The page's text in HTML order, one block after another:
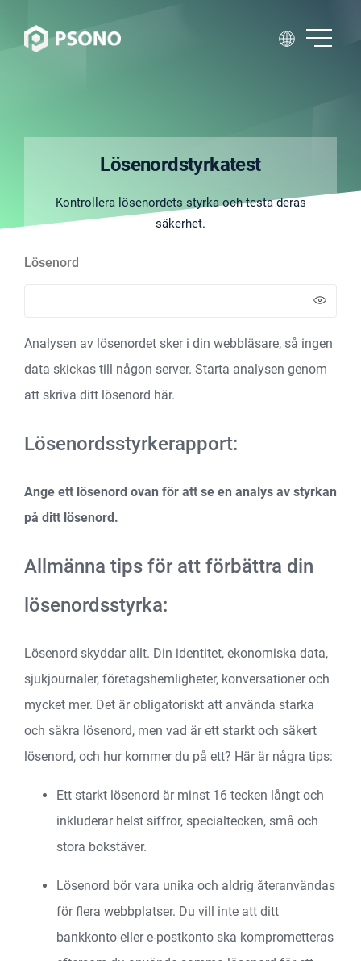
Lösenordstyrkatest
Kontrollera lösenordets styrka och testa deras
säkerhet.
Lösenord
Analysen av lösenordet sker i din webbläsare, så ingen
data skickas till någon server. Starta analysen genom
att skriva ditt lösenord här.
Lösenordsstyrkerapport:
Ange ett lösenord ovan för att se en analys av styrkan
på ditt lösenord.
Allmänna tips för att förbättra din
lösenordsstyrka:
Lösenord skyddar allt. Din identitet, ekonomiska data,
sjukjournaler, företagshemligheter, konversationer och
mycket mer. Det är obligatoriskt att använda starka
och säkra lösenord, men vad är ett starkt och säkert
lösenord, och hur kommer du på ett? Här är några tips:
Ett starkt lösenord är minst 16 tecken långt och
inkluderar helst siffror, specialtecken, små och
stora bokstäver.
Lösenord bör vara unika och aldrig återanvändas
för flera webbplatser. Du vill inte att ditt
bankkonto eller e-postkonto ska komprometteras